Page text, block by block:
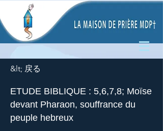
&lt; 戻る
ETUDE BIBLIQUE : 5,6,7,8; Moïse
devant Pharaon, souffrance du
peuple hebreux